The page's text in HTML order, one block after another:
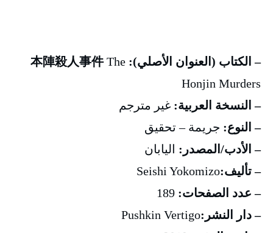
– الكتاب (العنوان الأصلي): 本陣殺人事件 The
Honjin Murders
– النسخة العربية: غير مترجم
– النوع: جريمة – تحقيق
– الأدب/المصدر: اليابان
– تأليف:Seishi Yokomizo
– عدد الصفحات: 189
– دار النشر:Pushkin Vertigo